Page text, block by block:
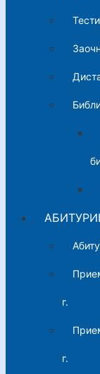
г.
г.